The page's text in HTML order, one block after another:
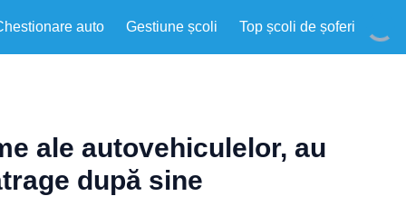
auto Gestiune școli Top școli de șoferi
ale autovehiculelor, au
după sine